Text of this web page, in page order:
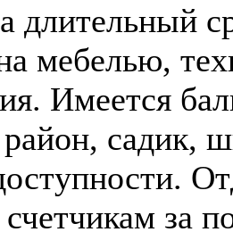
длительный
мебелью,
Имеется
садик,
за